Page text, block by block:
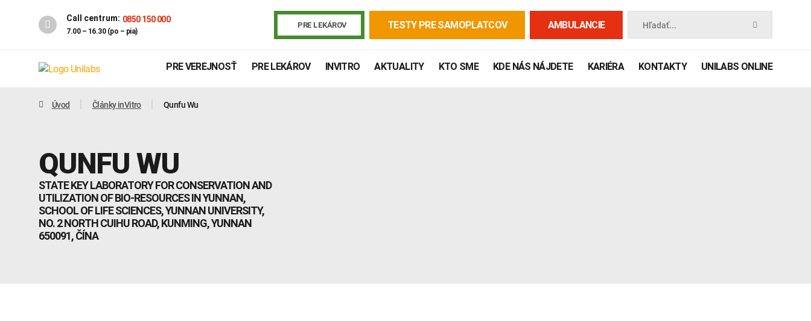
Call centrum: 0850 150 000
7.00 – 16.30 (po – pia)
PRE LEKÁROV TESTY PRE SAMOPLATCOV AMBULANCIE Hľadať...
Genetika Covid-19
PRE VEREJNOSŤ PRE LEKÁROV INVITRO AKTUALITY KTO SME KDE NÁS NÁJDETE KARIÉRA KONTAKTY UNILABS ONLINE
Úvod Články inVitro Qunfu Wu
QUNFU WU
STATE KEY LABORATORY FOR CONSERVATION AND
UTILIZATION OF BIO-RESOURCES IN YUNNAN,
SCHOOL OF LIFE SCIENCES, YUNNAN UNIVERSITY,
NO. 2 NORTH CUIHU ROAD, KUNMING, YUNNAN
650091, ČÍNA